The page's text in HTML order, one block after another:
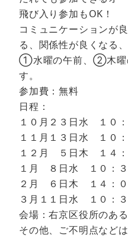
飛び入り参加もOK！
コミュニケーションが
る、関係性が良くなる
①水曜の午前、②木曜
す。
参加費：無料
日程：
１０月２３日水 １０
１１月１３日水 １０
１２月 ５日木 １４：
１月 ８日水 １０：３
２月 ６日木 １４：０
３月１１日水 １０：
会場：右京区役所のあ
その他、ご不明点など